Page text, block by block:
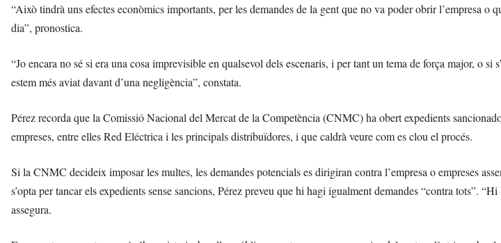
“Això tindrà uns efectes econòmics importants, per les demandes de la gent que no va poder obrir l’empresa o
dia”, pronostica.
“Jo encara no sé si era una cosa imprevisible en qualsevol dels escenaris, i per tant un tema de força major, o si
estem més aviat davant d’una negligència”, constata.
Pérez recorda que la Comissió Nacional del Mercat de la Competència (CNMC) ha obert expedients
empreses, entre elles Red Eléctrica i les principals distribuïdores, i que caldrà veure com es clou el procés.
Si la CNMC decideix imposar les multes, les demandes potencials es dirigiran contra l’empresa o empreses
s’opta per tancar els expedients sense sancions, Pérez preveu que hi hagi igualment demandes “contra tots”.
assegura.